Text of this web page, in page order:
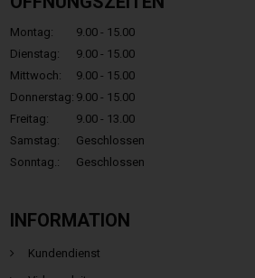
Montag:
9.00 - 15.00
Dienstag:
9.00 - 15.00
Mittwoch:
9.00 - 15.00
Donnerstag: 9.00 - 15.00
Freitag:
9.00 - 13.00
Samstag:
Geschlossen
Sonntag.:
Geschlossen
INFORMATION
Kundendienst